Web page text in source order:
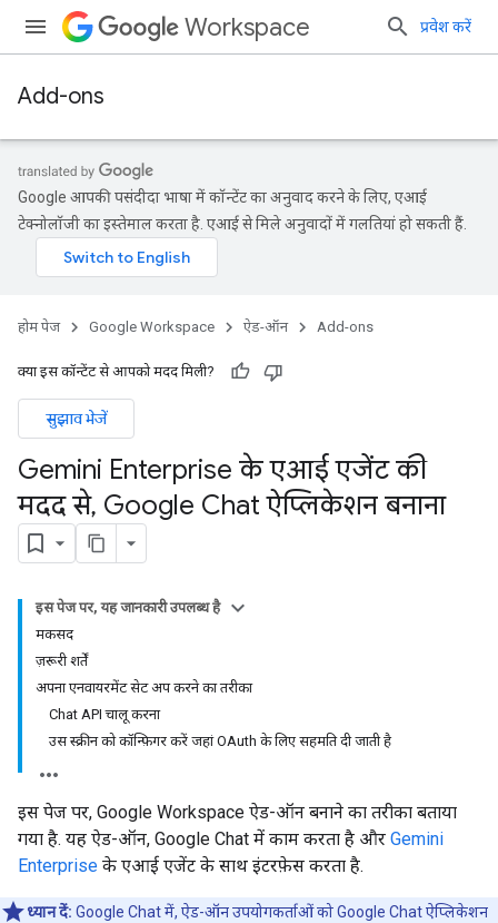
Workspace प्रवेश करें
Add-ons
Google आपकी पसंदीदा भाषा में कॉन्टेंट का अनुवाद करने के लिए, एआई
टेक्नोलॉजी का इस्तेमाल करता है. एआई से मिले अनुवादों में गलतियां हो सकती हैं.
होम पेज Google Workspace ऐड-ऑन Add-ons
क्या इस कॉन्टेंट से आपको मदद मिली?
सुझाव भेजें
Gemini Enterprise के एआई एजेंट की
मदद से, Google Chat ऐप्लिकेशन बनाना
इस पेज पर, यह जानकारी उपलब्ध है
मकसद
ज़रूरी शर्तें
अपना एनवायरमेंट सेट अप करने का तरीका
Chat API चालू करना
उस स्क्रीन को कॉन्फ़िगर करें जहां OAuth के लिए सहमति दी जाती है
इस पेज पर, Google Workspace ऐड-ऑन बनाने का तरीका बताया
गया है. यह ऐड-ऑन, Google Chat में काम करता है और Gemini
Enterprise के एआई एजेंट के साथ इंटरफ़ेस करता है.
ध्यान दें: Google Chat में, ऐड-ऑन उपयोगकर्ताओं को Google Chat ऐप्लिकेशन